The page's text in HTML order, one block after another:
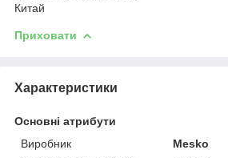
Китай
Приховати
Характеристики
Основні атрибути
Виробник
Mesko